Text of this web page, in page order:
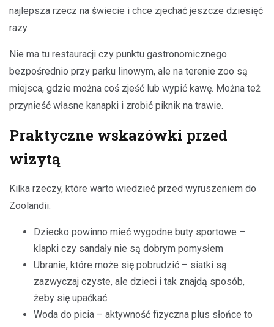
najlepsza rzecz na świecie i chce zjechać jeszcze dziesięć
razy.
Nie ma tu restauracji czy punktu gastronomicznego
bezpośrednio przy parku linowym, ale na terenie zoo są
miejsca, gdzie można coś zjeść lub wypić kawę. Można też
przynieść własne kanapki i zrobić piknik na trawie.
Praktyczne wskazówki przed
wizytą
Kilka rzeczy, które warto wiedzieć przed wyruszeniem do
Zoolandii:
Dziecko powinno mieć wygodne buty sportowe –
klapki czy sandały nie są dobrym pomysłem
Ubranie, które może się pobrudzić – siatki są
zazwyczaj czyste, ale dzieci i tak znajdą sposób,
żeby się upaćkać
Woda do picia – aktywność fizyczna plus słońce to